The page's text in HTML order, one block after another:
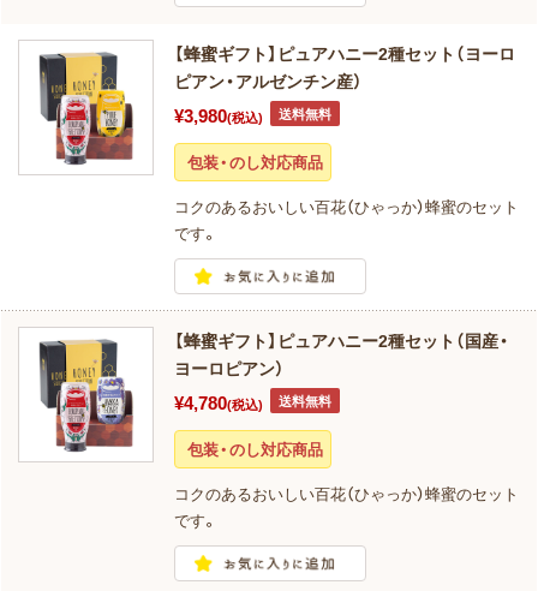
【蜂蜜ギフト】ピュアハニー2種セット（ヨーロ
ピアン・アルゼンチン産）
¥3,980(税込) 送料無料
包装・のし対応商品
コクのあるおいしい百花（ひゃっか）蜂蜜のセット
です。
【蜂蜜ギフト】ピュアハニー2種セット（国産・
ヨーロピアン）
¥4,780(税込) 送料無料
包装・のし対応商品
コクのあるおいしい百花（ひゃっか）蜂蜜のセット
です。